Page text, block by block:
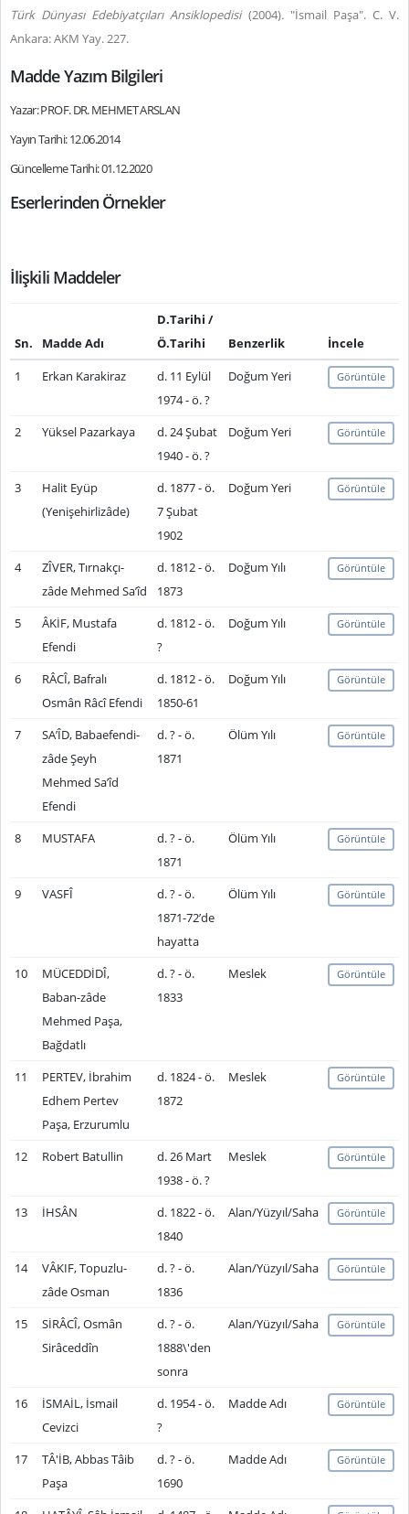
Türk Dünyası Edebiyatçıları Ansiklopedisi(2004)."İsmail Paşa". C. V.
Ankara: AKM Yay. 227.
Madde Yazım Bilgileri
Yazar: PROF. DR. MEHMET ARSLAN
Yayın Tarihi: 12.06.2014
Güncelleme Tarihi: 01.12.2020
Eserlerinden Örnekler
İlişkili Maddeler
Sn. Madde Adı
D.Tarihi /
Ö.Tarihi
Benzerlik
İncele
1
Erkan Karakiraz
d. 11 Eylül
1974 - ö. ?
Doğum Yeri Görüntüle
2 Yüksel Pazarkaya
d. 24 Şubat
1940 - ö. ?
Doğum Yeri Görüntüle
3
Halit Eyüp
(Yenişehirlizâde)
d. 1877 - ö.
7 Şubat
1902
Doğum Yeri Görüntüle
4
ZÎVER, Tırnakçı-
zâde Mehmed Sa’îd
d. 1812 - ö.
1873
Doğum Yılı Görüntüle
5
ÂKİF, Mustafa
Efendi
d. 1812 - ö.
?
Doğum Yılı Görüntüle
6
RÂCÎ, Bafralı
Osmân Râcî Efendi
d. 1812 - ö.
1850-61
Doğum Yılı Görüntüle
7
SA’ÎD, Babaefendi-
zâde Şeyh
Mehmed Sa’îd
Efendi
d. ? - ö.
1871
Ölüm Yılı Görüntüle
8 MUSTAFA
d. ? - ö.
1871
Ölüm Yılı Görüntüle
9 VASFÎ
d. ? - ö.
1871-72’de
hayatta
Ölüm Yılı Görüntüle
10
MÜCEDDİDÎ,
Baban-zâde
Mehmed Paşa,
Bağdatlı
d. ? - ö.
1833
Meslek Görüntüle
11
PERTEV, İbrahim
Edhem Pertev
Paşa, Erzurumlu
d. 1824 - ö.
1872
Meslek Görüntüle
12 Robert Batullin
d. 26 Mart
1938 - ö. ?
Meslek Görüntüle
13 İHSÂN
d. 1822 - ö.
1840
Alan/Yüzyıl/Saha Görüntüle
14
VÂKIF, Topuzlu-
zâde Osman
d. ? - ö.
1836
Alan/Yüzyıl/Saha Görüntüle
15
SİRÂCÎ, Osmân
Sirâceddîn
d. ? - ö.
1888\'den
sonra
Alan/Yüzyıl/Saha Görüntüle
16
İSMAİL, İsmail
Cevizci
d. 1954 - ö.
?
Madde Adı Görüntüle
17
TÂ'İB, Abbas Tâib
Paşa
d. ? - ö.
1690
Madde Adı Görüntüle